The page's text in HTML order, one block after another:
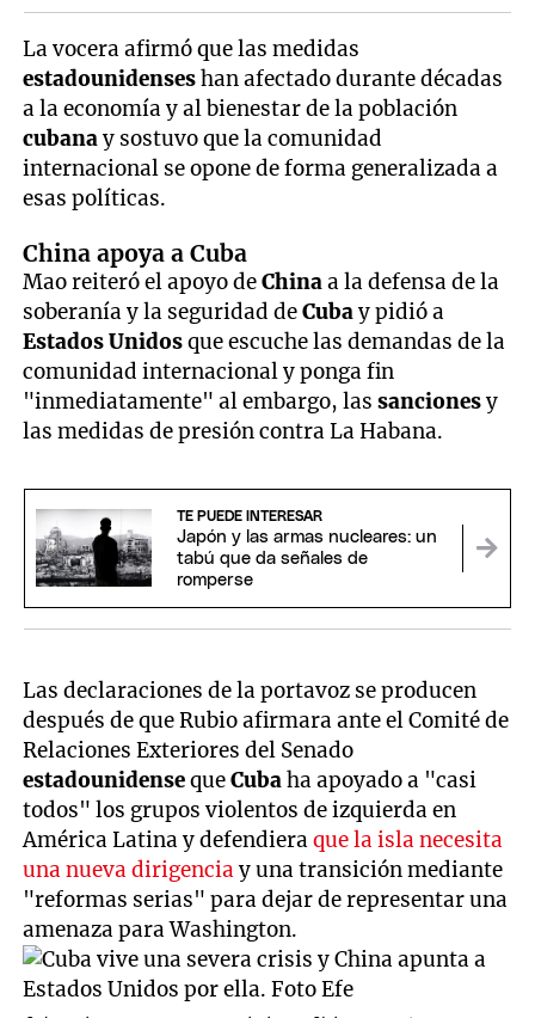
La vocera afirmó que las medidas
estadounidenseshan afectado durante décadas
a la economía y al bienestar de la población
cubanay sostuvo que la comunidad
internacional se opone de forma generalizada a
esas políticas.
China apoya a Cuba
Mao reiteró el apoyo deChinaa la defensa de la
soberanía y la seguridad deCubay pidió a
Estados Unidosque escuche las demandas de la
comunidad internacional y ponga fin
"inmediatamente" al embargo, lassancionesy
las medidas de presión contra La Habana.
TE PUEDE INTERESAR
Japón y las armas nucleares: un
tabú que da señales de
romperse
Las declaraciones de la portavoz se producen
después de que Rubio afirmara ante el Comité de
Relaciones Exteriores del Senado
estadounidensequeCubaha apoyado a "casi
todos" los grupos violentos de izquierda en
América Latina y defendieraque la isla necesita
una nueva dirigencia y una transición mediante
"reformas serias" para dejar de representar una
amenaza para Washington.